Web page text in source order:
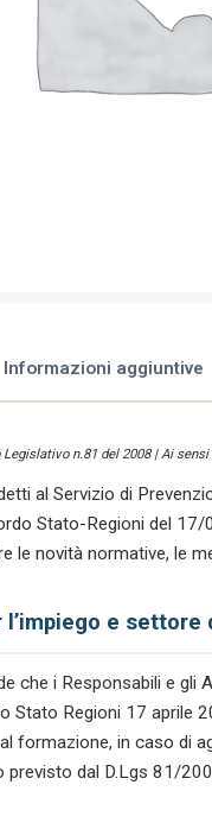
Informazioni aggiuntive
n.81 del 2008 | Ai
al Servizio di
Stato-Regioni del
le novità normative, le
e settore
che i Responsabili e gli
Stato Regioni 17 aprile
formazione, in caso di
previsto dal D.Lgs 81/